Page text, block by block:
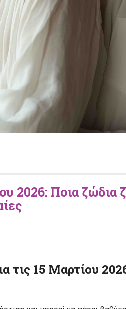
2026: Ποια ζώδια
τις 15 Μαρτίου